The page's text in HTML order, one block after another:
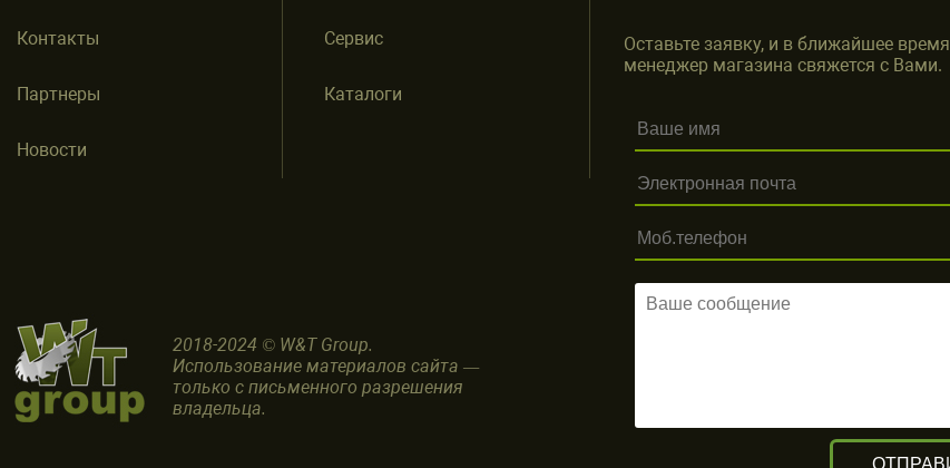
Контакты
Партнеры
Новости
Сервис
Каталоги
2018-2024 © W&T Group.
Использование материалов сайта —
только с письменного разрешения
владельца.
Оставьте заявку, и в ближайшее время
менеджер магазина свяжется с Вами.